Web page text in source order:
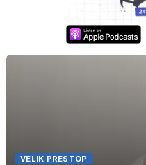
VELIK PRESTOP